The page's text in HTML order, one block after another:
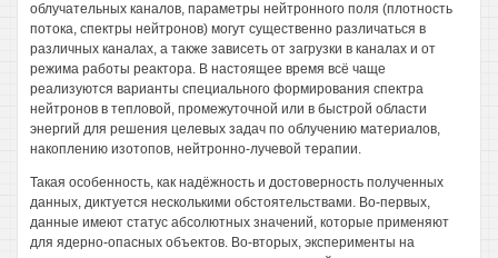
облучательных каналов, параметры нейтронного поля (плотность
потока, спектры нейтронов) могут существенно различаться в
различных каналах, а также зависеть от загрузки в каналах и от
режима работы реактора. В настоящее время всё чаще
реализуются варианты специального формирования спектра
нейтронов в тепловой, промежуточной или в быстрой области
энергий для решения целевых задач по облучению материалов,
накоплению изотопов, нейтронно-лучевой терапии.
Такая особенность, как надёжность и достоверность полученных
данных, диктуется несколькими обстоятельствами. Во-первых,
данные имеют статус абсолютных значений, которые применяют
для ядерно-опасных объектов. Во-вторых, эксперименты на